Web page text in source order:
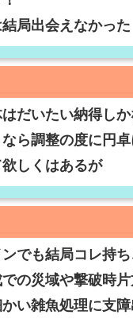
局出会えなかった
だいたい納得し
ら調整の度に円卓
しくはあるが
でも結局コレ持
の災域や撃破時
い雑魚処理に支